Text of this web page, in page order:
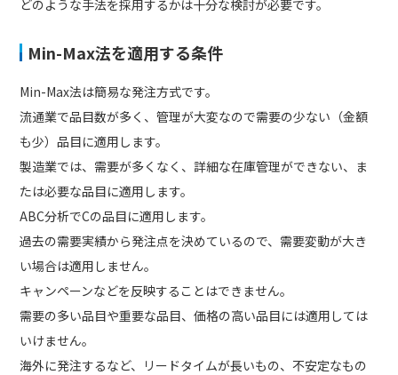
どのような手法を採用するかは十分な検討が必要です。
Min-Max法を適用する条件
Min-Max法は簡易な発注方式です。
流通業で品目数が多く、管理が大変なので需要の少ない（金額
も少）品目に適用します。
製造業では、需要が多くなく、詳細な在庫管理ができない、ま
たは必要な品目に適用します。
ABC分析でCの品目に適用します。
過去の需要実績から発注点を決めているので、需要変動が大き
い場合は適用しません。
キャンペーンなどを反映することはできません。
需要の多い品目や重要な品目、価格の高い品目には適用しては
いけません。
海外に発注するなど、リードタイムが長いもの、不安定なもの